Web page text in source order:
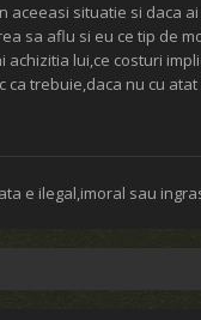
aceeasi situatie si daca
sa aflu si eu ce tip de
achizitia lui,ce costuri
ca trebuie,daca nu cu
e ilegal,imoral sau